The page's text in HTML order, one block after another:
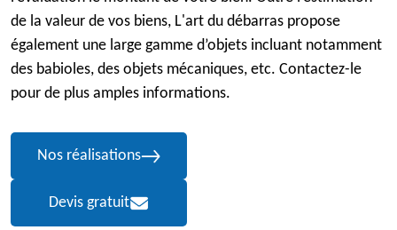
de la valeur de vos biens, L'art du débarras propose
également une large gamme d’objets incluant notamment
des babioles, des objets mécaniques, etc. Contactez-le
pour de plus amples informations.
Nos réalisations
Devis gratuit